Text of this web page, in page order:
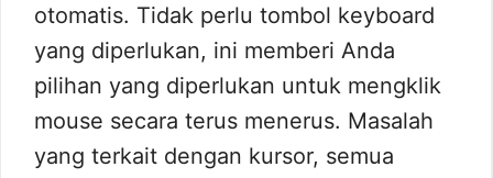
otomatis. Tidak perlu tombol keyboard
yang diperlukan, ini memberi Anda
pilihan yang diperlukan untuk mengklik
mouse secara terus menerus. Masalah
yang terkait dengan kursor, semua